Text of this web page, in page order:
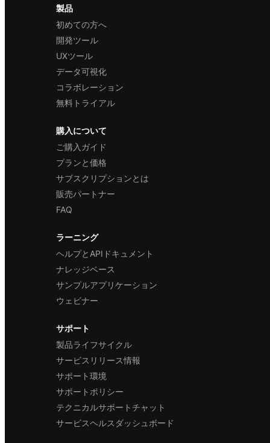
製品
初めての方へ
開発ツール
UXツール
データ可視化
コラボレーション
無料トライアル
購入について
ご購入ガイド
プランと価格
サブスクリプションとは
販売パートナー
FAQ
ラーニング
ヘルプとAPIドキュメント
ナレッジベース
サンプルアプリケーション
ウェビナー
サポート
製品ライフサイクル
サービスリリース情報
サポート環境
サポートポリシー
テクニカルサポートチャット
サービスヘルスダッシュボード